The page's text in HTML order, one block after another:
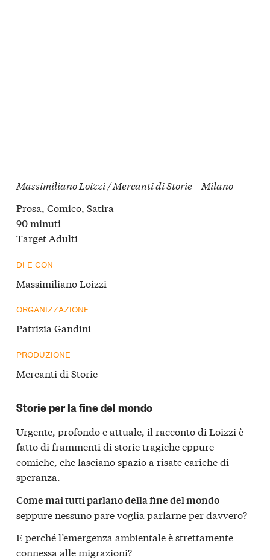
Massimiliano Loizzi / Mercanti di Storie – Milano
Prosa, Comico, Satira
90 minuti
Target Adulti
DI E CON
Massimiliano Loizzi
ORGANIZZAZIONE
Patrizia Gandini
PRODUZIONE
Mercanti di Storie
Storie per la fine del mondo
Urgente, profondo e attuale, il racconto di Loizzi è
fatto di frammenti di storie tragiche eppure
comiche, che lasciano spazio a risate cariche di
speranza.
Come mai tutti parlano della fine del mondo
seppure nessuno pare voglia parlarne per davvero?
E perché l’emergenza ambientale è strettamente
connessa alle migrazioni?